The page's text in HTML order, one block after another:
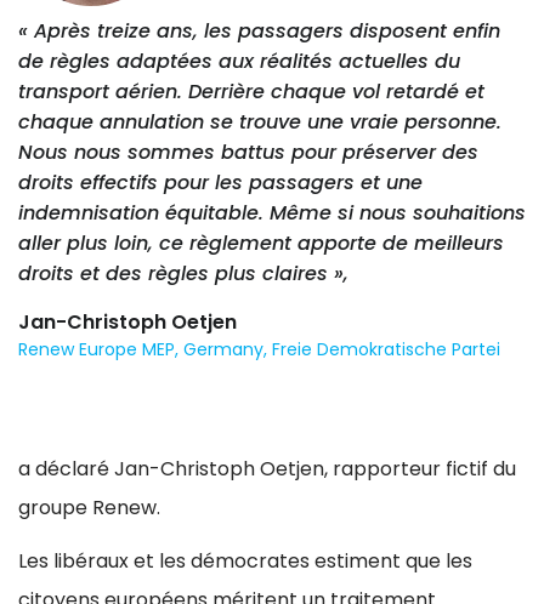
« Après treize ans, les passagers disposent enfin
de règles adaptées aux réalités actuelles du
transport aérien. Derrière chaque vol retardé et
chaque annulation se trouve une vraie personne.
Nous nous sommes battus pour préserver des
droits effectifs pour les passagers et une
indemnisation équitable. Même si nous souhaitions
aller plus loin, ce règlement apporte de meilleurs
droits et des règles plus claires »,
Jan-Christoph Oetjen
Renew Europe MEP, Germany, Freie Demokratische Partei
a déclaré Jan-Christoph Oetjen, rapporteur fictif du
groupe Renew.
Les libéraux et les démocrates estiment que les